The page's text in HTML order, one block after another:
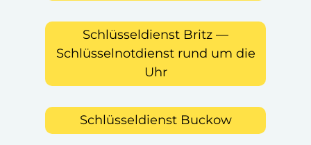
Schlüsseldienst Britz —
Schlüsselnotdienst rund um die
Uhr
Schlüsseldienst Buckow